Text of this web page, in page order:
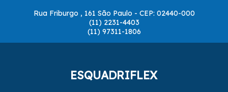
Rua Friburgo , 161 São Paulo - CEP: 02440-000
(11) 2231-4403
(11) 97311-1806
ESQUADRIFLEX